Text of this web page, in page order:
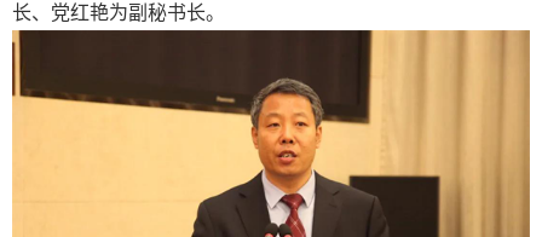
长、党红艳为副秘书长。